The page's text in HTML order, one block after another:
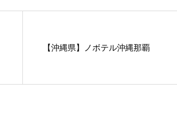
【沖縄県】ノボテル沖縄那覇